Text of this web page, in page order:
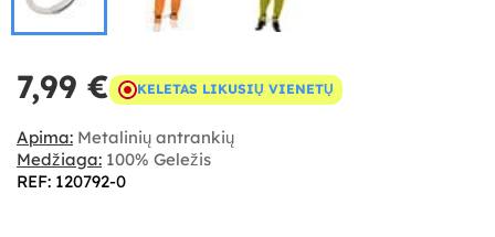
7,99 € KELETAS LIKUSIŲ VIENETŲ
Apima: Metalinių antrankių
Medžiaga: 100% Geležis
REF: 120792-0